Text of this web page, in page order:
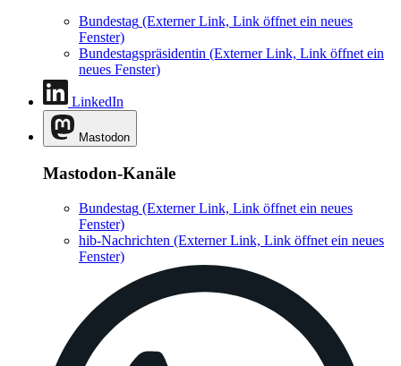
Bundestag (Externer Link, Link öffnet ein neues
Fenster)
Bundestagspräsidentin (Externer Link, Link öffnet ein
neues Fenster)
LinkedIn
Mastodon
Mastodon-Kanäle
Bundestag (Externer Link, Link öffnet ein neues
Fenster)
hib-Nachrichten (Externer Link, Link öffnet ein neues
Fenster)